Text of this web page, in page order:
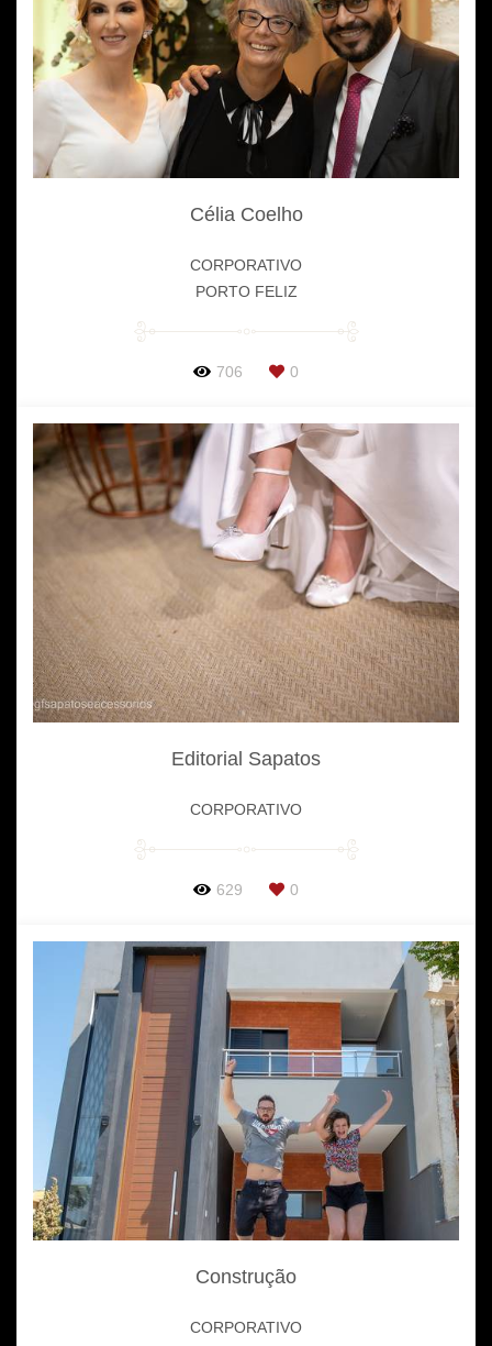
Célia Coelho
CORPORATIVO
PORTO FELIZ
706 0
Editorial Sapatos
CORPORATIVO
629 0
Construção
CORPORATIVO